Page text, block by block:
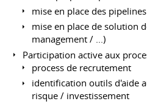
mise en place des
mise en place de solution
management / ...)
Participation active aux
process de recrutement
identification outils d'aide
risque / investissement